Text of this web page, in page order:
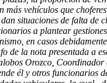
más vehículos que
situaciones de falta de
a plantear
en casos
de la nota presentada
Orozco,
él y otros funcionarios